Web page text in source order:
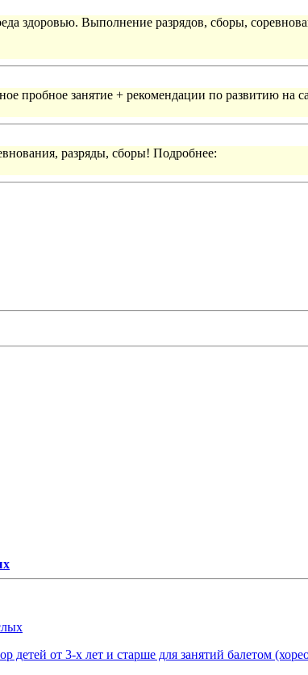
здоровью. Выполнение разрядов, сборы,
пробное занятие + рекомендации по развитию на
разряды, сборы! Подробнее:
детей от 3-х лет и старше для занятий балетом